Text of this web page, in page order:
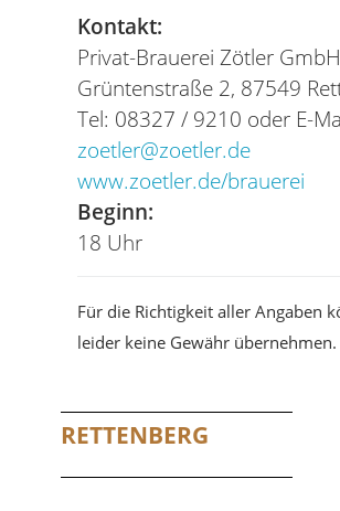
Kontakt:
Privat-Brauerei Zötler GmbH
Grüntenstraße 2, 87549
Tel: 08327 / 9210 oder E-
zoetler@zoetler.de
www.zoetler.de/brauerei
Beginn:
18 Uhr
Für die Richtigkeit aller Angaben
leider keine Gewähr übernehmen.
RETTENBERG